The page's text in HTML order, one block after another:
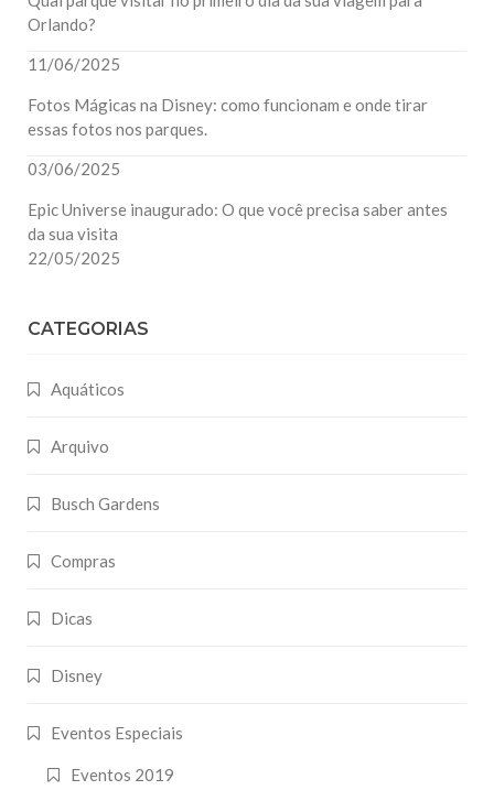
Orlando?
11/06/2025
Fotos Mágicas na Disney: como funcionam e onde tirar
essas fotos nos parques.
03/06/2025
Epic Universe inaugurado: O que você precisa saber antes
da sua visita
22/05/2025
CATEGORIAS
Aquáticos
Arquivo
Busch Gardens
Compras
Dicas
Disney
Eventos Especiais
Eventos 2019